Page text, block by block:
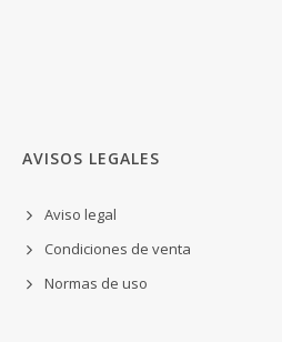
AVISOS LEGALES
Aviso legal
Condiciones de venta
Normas de uso